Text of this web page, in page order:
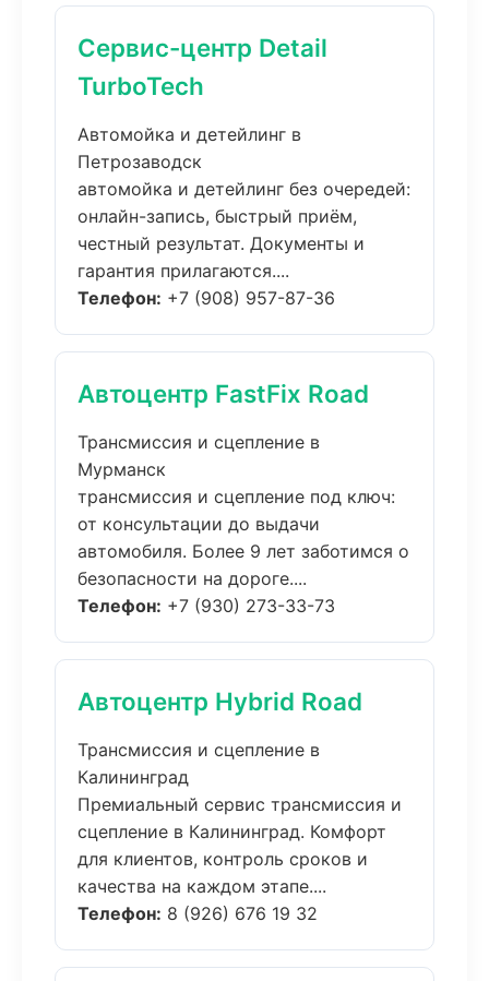
Сервис-центр Detail
TurboTech
Автомойка и детейлинг в
Петрозаводск
автомойка и детейлинг без очередей:
онлайн-запись, быстрый приём,
честный результат. Документы и
гарантия прилагаются....
Телефон: +7 (908) 957-87-36
Автоцентр FastFix Road
Трансмиссия и сцепление в
Мурманск
трансмиссия и сцепление под ключ:
от консультации до выдачи
автомобиля. Более 9 лет заботимся о
безопасности на дороге....
Телефон: +7 (930) 273-33-73
Автоцентр Hybrid Road
Трансмиссия и сцепление в
Калининград
Премиальный сервис трансмиссия и
сцепление в Калининград. Комфорт
для клиентов, контроль сроков и
качества на каждом этапе....
Телефон: 8 (926) 676 19 32